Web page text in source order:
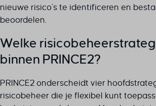
nieuwe risico’s te identificeren en
beoordelen.
Welke
binnen PRINCE2?
PRINCE2 onderscheidt vier
risicobeheer die je flexibel kunt